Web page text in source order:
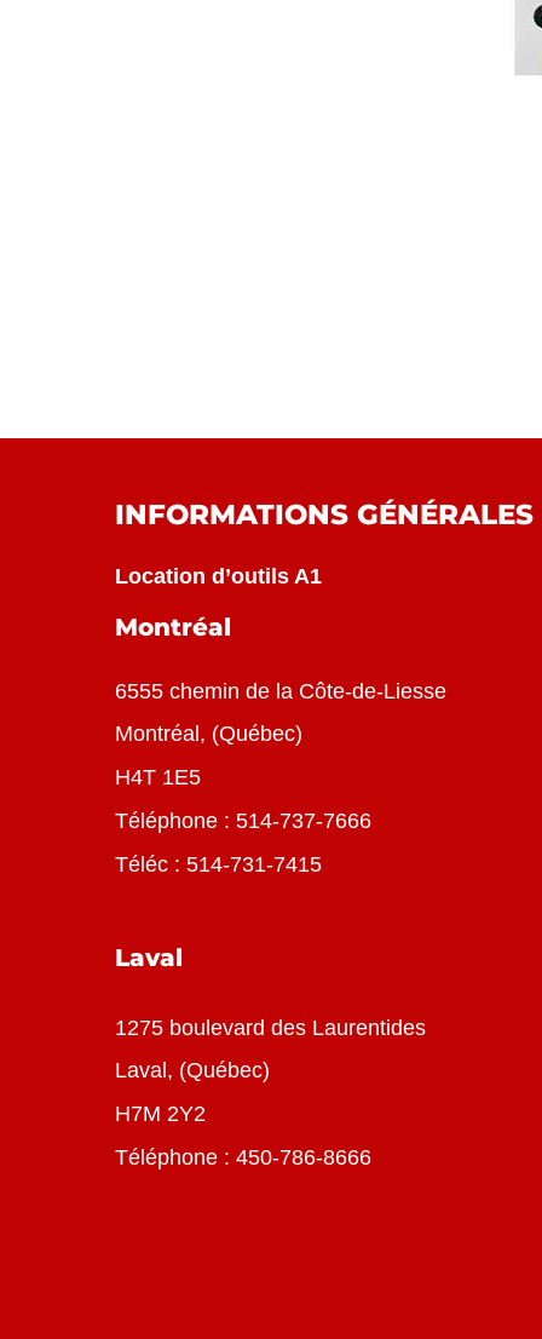
INFORMATIONS GÉNÉRALES
Location d’outils A1
Montréal
6555 chemin de la Côte-de-Liesse
Montréal , (Québec)
H4T 1E5
Téléphone : 514-737-7666
Téléc : 514-731-7415
Laval
1275 boulevard des Laurentides
Laval, (Québec)
H7M 2Y2
Téléphone : 450-786-8666